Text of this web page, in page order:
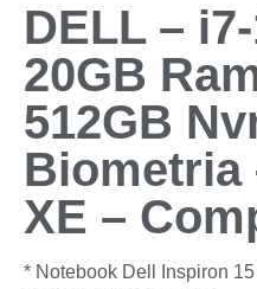
DELL –
20GB
512GB
Biometria
XE –
* Notebook Dell Inspiron